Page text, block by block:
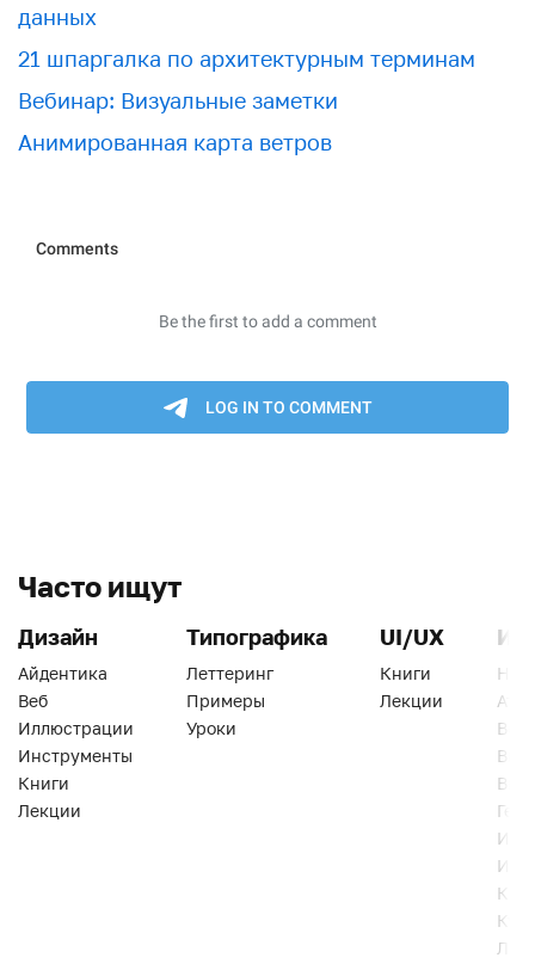
данных
21 шпаргалка по архитектурным терминам
Вебинар: Визуальные заметки
Анимированная карта ветров
Часто ищут
Дизайн
Айдентика
Веб
Иллюстрации
Инструменты
Книги
Лекции
Типографика
Леттеринг
Примеры
Уроки
UI/UX
Книги
Лекции
Веб